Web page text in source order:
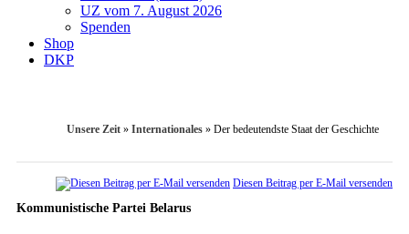
UZ vom 7. August 2026
Spenden
Shop
DKP
Unsere Zeit » Internationales » Der bedeutendste Staat der Geschichte
Diesen Beitrag per E-Mail versenden
Kommunistische Partei Belarus